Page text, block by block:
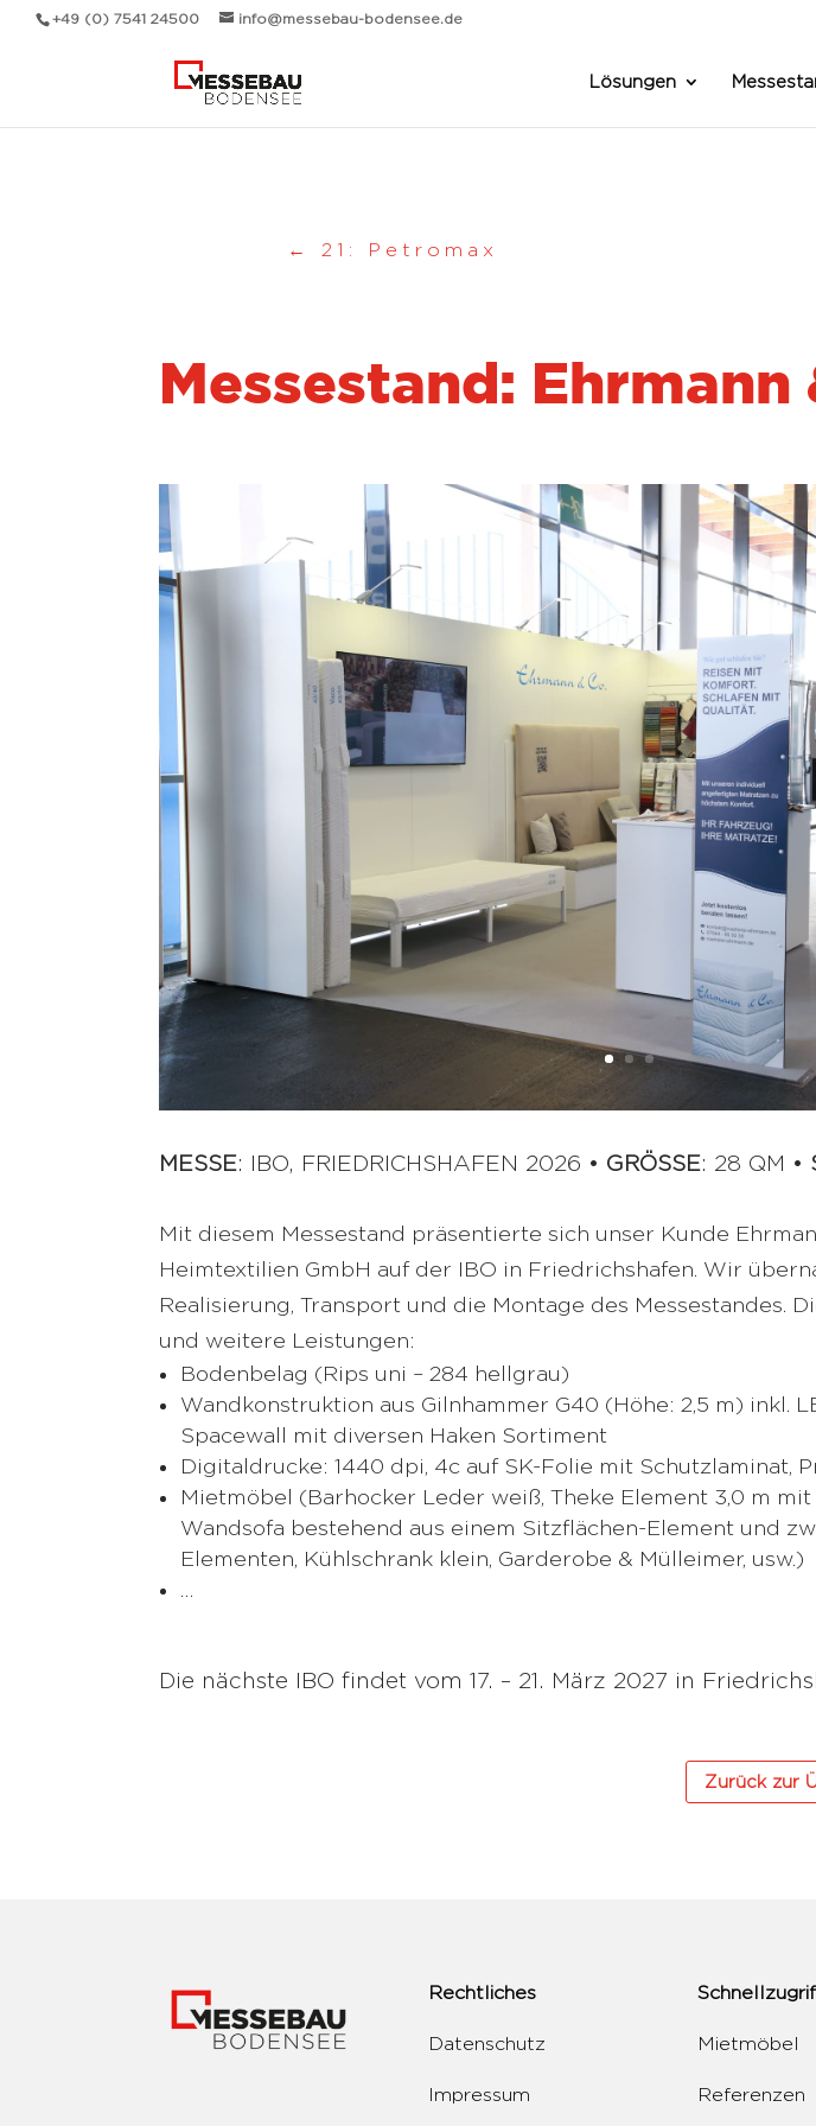
+49 (0) 7541 24500 info@messebau-bodensee.de
Lösungen
← 21: Petromax
Messestand: Ehrmann
MESSE: IBO, FRIEDRICHSHAFEN 2026 • GRÖSSE: 28 QM •
Mit diesem Messestand präsentierte sich unser Kunde
Heimtextilien GmbH auf der IBO in Friedrichshafen. Wir
Realisierung, Transport und die Montage des Messestandes.
und weitere Leistungen:
Bodenbelag (Rips uni – 284 hellgrau)
Wandkonstruktion aus Gilnhammer G40 (Höhe: 2,5 m) inkl.
Spacewall mit diversen Haken Sortiment
Digitaldrucke: 1440 dpi, 4c auf SK-Folie mit Schutzlaminat,
Mietmöbel (Barhocker Leder weiß, Theke Element 3,0 m mit
Wandsofa bestehend aus einem Sitzflächen-Element und
Elementen, Kühlschrank klein, Garderobe & Mülleimer, usw.)
Die nächste IBO findet vom 17. – 21. März 2027 in
Zurück zur
Rechtliches
Datenschutz
Impressum
Mietmöbel
Referenzen